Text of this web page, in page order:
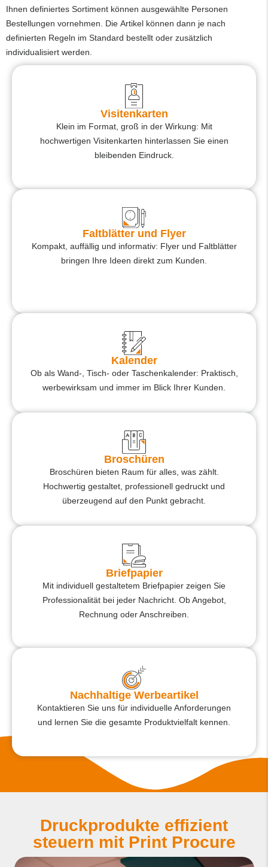
Ihnen definiertes Sortiment können ausgewählte Personen
Bestellungen vornehmen. Die Artikel können dann je nach
definierten Regeln im Standard bestellt oder zusätzlich
individualisiert werden.​
Visitenkarten
Klein im Format, groß in der Wirkung: Mit
hochwertigen Visitenkarten hinterlassen Sie einen
bleibenden Eindruck.
Faltblätter und Flyer
Kompakt, auffällig und informativ: Flyer und Faltblätter
bringen Ihre Ideen direkt zum Kunden.
Kalender
Ob als Wand-, Tisch- oder Taschenkalender: Praktisch,
werbewirksam und immer im Blick Ihrer Kunden.
Broschüren
Broschüren bieten Raum für alles, was zählt.
Hochwertig gestaltet, professionell gedruckt und
überzeugend auf den Punkt gebracht.
Briefpapier​
Mit individuell gestaltetem Briefpapier zeigen Sie
Professionalität bei jeder Nachricht. Ob Angebot,
Rechnung oder Anschreiben.
Nachhaltige Werbeartikel​
Kontaktieren Sie uns für individuelle Anforderungen
und lernen Sie die gesamte Produktvielfalt kennen.
Druckprodukte effizient
steuern mit Print Procure